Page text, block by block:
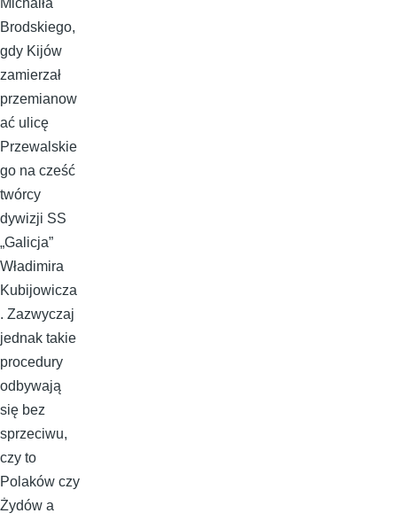
Michaiła
Brodskiego,
gdy Kijów
zamierzał
przemianow
ać ulicę
Przewalskie
go na cześć
twórcy
dywizji SS
„Galicja”
Władimira
Kubijowicza
. Zazwyczaj
jednak takie
procedury
odbywają
się bez
sprzeciwu,
czy to
Polaków czy
Żydów a